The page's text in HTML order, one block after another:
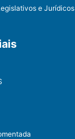
e Jurídicos